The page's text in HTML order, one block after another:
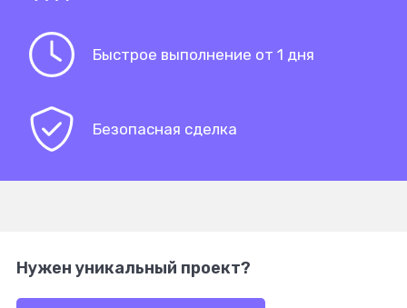
Быстрое выполнение от 1 дня
Безопасная сделка
Нужен уникальный проект?